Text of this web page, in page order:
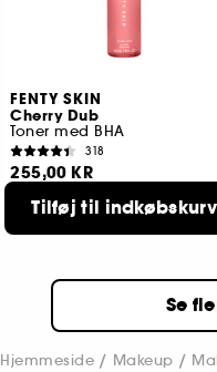
FENTY SKIN
Cherry Dub
Toner med BHA
318
255,00 KR
Tilføj til indkøbskurv
Se
Hjemmeside Makeup